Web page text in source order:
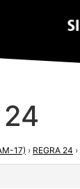
17) › REGRA 24 ›